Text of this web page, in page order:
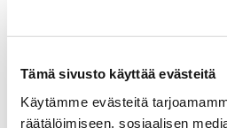
Tämä sivusto käyttää evästeitä
Käytämme evästeitä
räätälöimiseen, sosiaalisen
Näkymä alueen
kehitykseen